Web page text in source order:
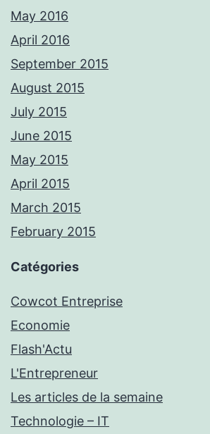
May 2016
April 2016
September 2015
August 2015
July 2015
June 2015
May 2015
April 2015
March 2015
February 2015
Catégories
Cowcot Entreprise
Economie
Flash'Actu
L'Entrepreneur
Les articles de la semaine
Technologie – IT